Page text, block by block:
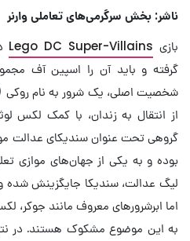
ناشر: بخش سرگرمی‌های تعاملی وارنر
بازی Lego DC Super-Villains
گرفته و باید آن را اسپین آف
شخصیت اصلی، یک شرور به نام روکی
از انتقال به زندان، با کمک لکس
گروهی تحت عنوان سندیکای عدالت
بوده و به یکی از جهان‌های موازی
لیگ عدالت، سندیکا جایگزینش
اما ابرشرورهای معروف مانند
به این موضوع مشکوک هستند. در